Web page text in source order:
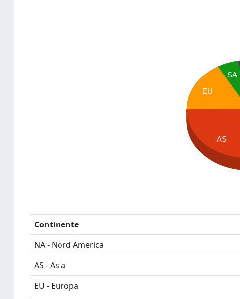
SA
EU
AS
Continente
NA - Nord America
AS - Asia
EU - Europa